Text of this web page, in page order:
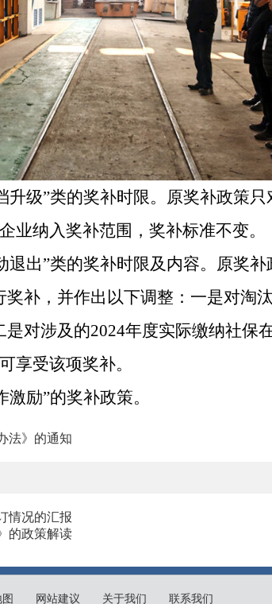
升级”类的奖补时限。 原奖补政策只
业纳入奖补范围，奖补标准不变。
退出”类的奖补时限及内容。 原奖补
补，并作出以下调整：一是对淘
是对涉及的2024年度实际缴纳社保
享受该项奖补。
激励”的奖补政策。
情况的汇报
的政策解读
法》的通知
网站建议 关于我们 联系我们